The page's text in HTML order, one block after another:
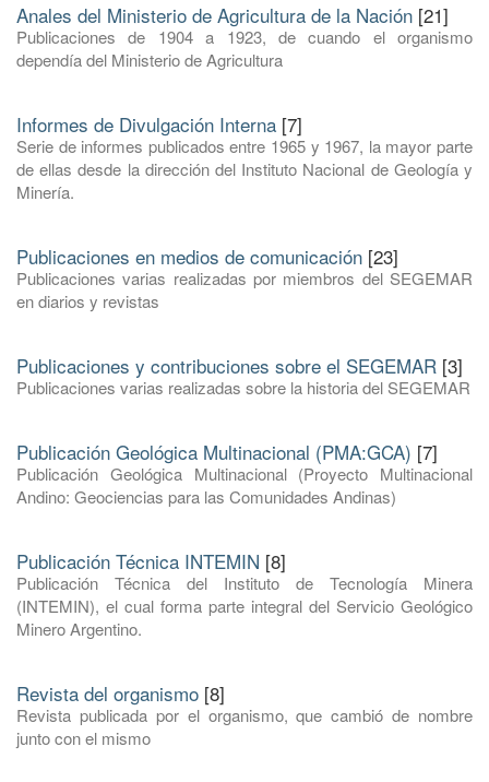
Anales del Ministerio de Agricultura de la Nación [21]
Publicaciones de 1904 a 1923, de cuando el organismo
dependía del Ministerio de Agricultura
Informes de Divulgación Interna [7]
Serie de informes publicados entre 1965 y 1967, la mayor parte
de ellas desde la dirección del Instituto Nacional de Geología y
Minería.
Publicaciones en medios de comunicación [23]
Publicaciones varias realizadas por miembros del SEGEMAR
en diarios y revistas
Publicaciones y contribuciones sobre el SEGEMAR [3]
Publicaciones varias realizadas sobre la historia del SEGEMAR
Publicación Geológica Multinacional (PMA:GCA) [7]
Publicación Geológica Multinacional (Proyecto Multinacional
Andino: Geociencias para las Comunidades Andinas)
Publicación Técnica INTEMIN [8]
Publicación Técnica del Instituto de Tecnología Minera
(INTEMIN), el cual forma parte integral del Servicio Geológico
Minero Argentino.
Revista del organismo [8]
Revista publicada por el organismo, que cambió de nombre
junto con el mismo